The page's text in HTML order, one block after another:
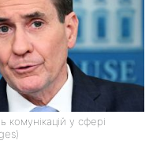
у сфері